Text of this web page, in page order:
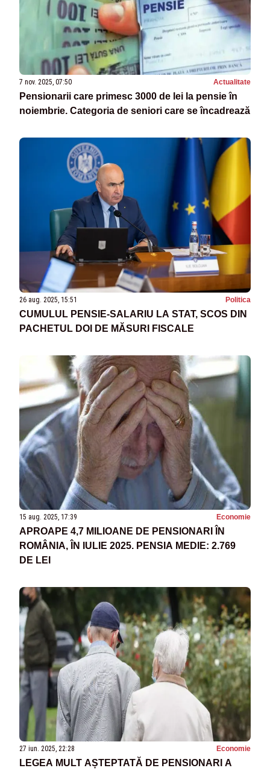
7 nov. 2025, 07:50 Actualitate
Pensionarii care primesc 3000 de lei la pensie în
noiembrie. Categoria de seniori care se încadrează
26 aug. 2025, 15:51 Politica
CUMULUL PENSIE-SALARIU LA STAT, SCOS DIN
PACHETUL DOI DE MĂSURI FISCALE
15 aug. 2025, 17:39 Economie
APROAPE 4,7 MILIOANE DE PENSIONARI ÎN
ROMÂNIA, ÎN IULIE 2025. PENSIA MEDIE: 2.769
DE LEI
27 iun. 2025, 22:28 Economie
LEGEA MULT AȘTEPTATĂ DE PENSIONARI A